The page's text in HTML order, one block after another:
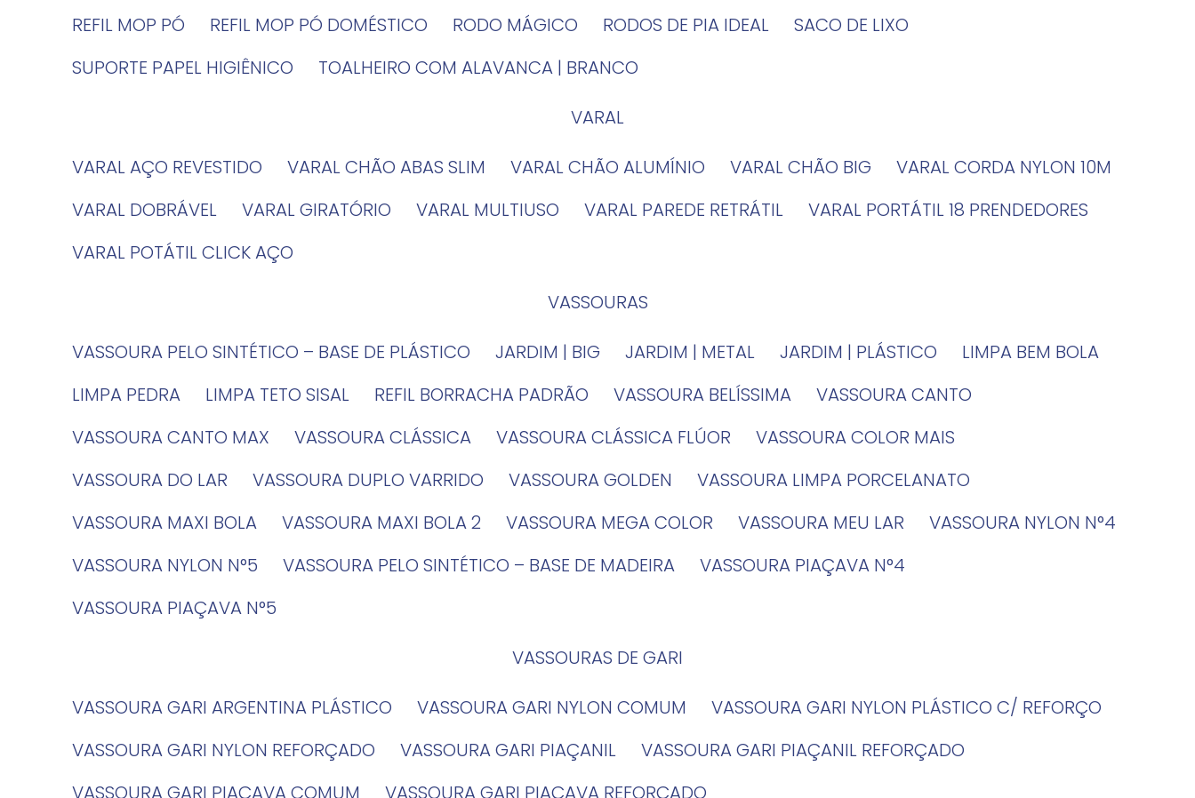
REFIL MOP PÓ
REFIL MOP PÓ DOMÉSTICO RODO MÁGICO RODOS DE PIA IDEAL
SACO DE LIXO
SUPORTE PAPEL HIGIÊNICO
TOALHEIRO COM ALAVANCA | BRANCO
VARAL
VARAL AÇO REVESTIDO
VARAL CHÃO ABAS SLIM VARAL CHÃO ALUMÍNIO VARAL CHÃO BIG
VARAL CORDA NYLON 10M
VARAL DOBRÁVEL
VARAL GIRATÓRIO VARAL MULTIUSO VARAL PAREDE RETRÁTIL
VARAL PORTÁTIL 18 PRENDEDORES
VARAL POTÁTIL CLICK AÇO
VASSOURAS
VASSOURA PELO SINTÉTICO – BASE DE PLÁSTICO
JARDIM | BIG JARDIM | METAL JARDIM | PLÁSTICO
LIMPA BEM BOLA
LIMPA PEDRA
LIMPA TETO SISAL REFIL BORRACHA PADRÃO VASSOURA BELÍSSIMA
VASSOURA CANTO
VASSOURA CANTO MAX
VASSOURA CLÁSSICA VASSOURA CLÁSSICA FLÚOR
VASSOURA COLOR MAIS
VASSOURA DO LAR
VASSOURA DUPLO VARRIDO VASSOURA GOLDEN
VASSOURA LIMPA PORCELANATO
VASSOURA MAXI BOLA
VASSOURA MAXI BOLA 2 VASSOURA MEGA COLOR VASSOURA MEU LAR
VASSOURA NYLON N°4
VASSOURA NYLON N°5
VASSOURA PELO SINTÉTICO – BASE DE MADEIRA
VASSOURA PIAÇAVA N°4
VASSOURA PIAÇAVA N°5
VASSOURAS DE GARI
VASSOURA GARI ARGENTINA PLÁSTICO
VASSOURA GARI NYLON COMUM
VASSOURA GARI NYLON PLÁSTICO C/ REFORÇO
VASSOURA GARI NYLON REFORÇADO
VASSOURA GARI PIAÇANIL
VASSOURA GARI PIAÇANIL REFORÇADO
VASSOURA GARI PIAÇAVA COMUM
VASSOURA GARI PIAÇAVA REFORÇADO